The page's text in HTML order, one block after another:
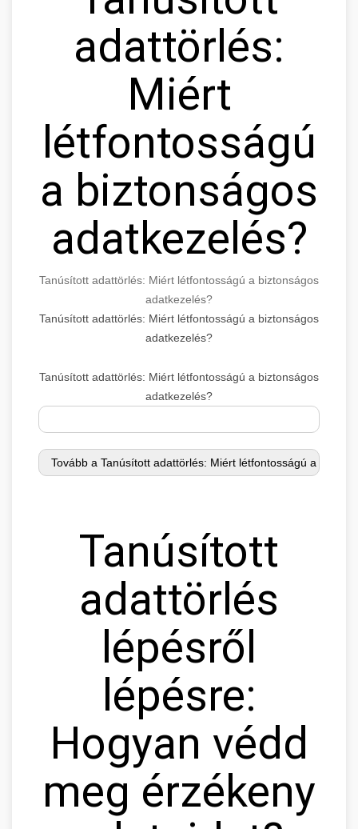
adattörlés:
Miért
létfontosságú
a biztonságos
adatkezelés?
Tanúsított adattörlés: Miért létfontosságú a biztonságos
adatkezelés?
Tanúsított adattörlés: Miért létfontosságú a biztonságos
adatkezelés?
Tanúsított adattörlés: Miért létfontosságú a biztonságos
adatkezelés?
Tanúsított
adattörlés
lépésről
lépésre:
Hogyan védd
meg érzékeny